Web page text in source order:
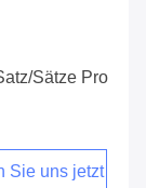
Sätze Pro
Sie uns jetzt